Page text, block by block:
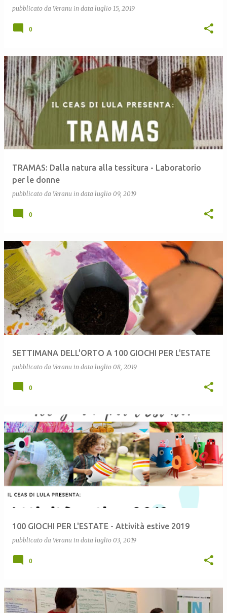
pubblicato da Veranu in data luglio 15, 2019
0
TRAMAS: Dalla natura alla tessitura - Laboratorio
per le donne
pubblicato da Veranu in data luglio 09, 2019
0
SETTIMANA DELL'ORTO A 100 GIOCHI PER L'ESTATE
pubblicato da Veranu in data luglio 08, 2019
0
100 GIOCHI PER L'ESTATE - Attività estive 2019
pubblicato da Veranu in data luglio 03, 2019
0